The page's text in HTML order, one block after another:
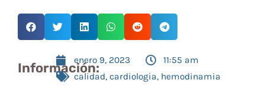
Información:enero 9, 2023
11:55 am
calidad,cardiologia, hemodinamia